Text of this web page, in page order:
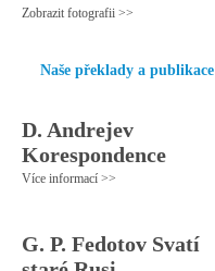
Zobrazit fotografii >>
Naše překlady a publikace
D. Andrejev
Korespondence
Více informací >>
G. P. Fedotov Svatí